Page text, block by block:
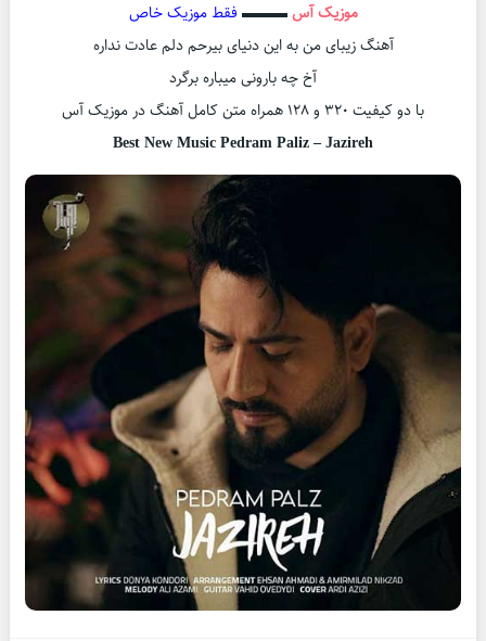
موزیک آس▬▬▬ فقط موزیک خاص
آهنگ زیبای من به این دنیای بیرحم دلم عادت نداره
آخ چه بارونی میباره برگرد
با دو کیفیت ۳۲۰ و ۱۲۸ همراه متن کامل آهنگ در موزیک آس
Best New Music Pedram Paliz – Jazireh